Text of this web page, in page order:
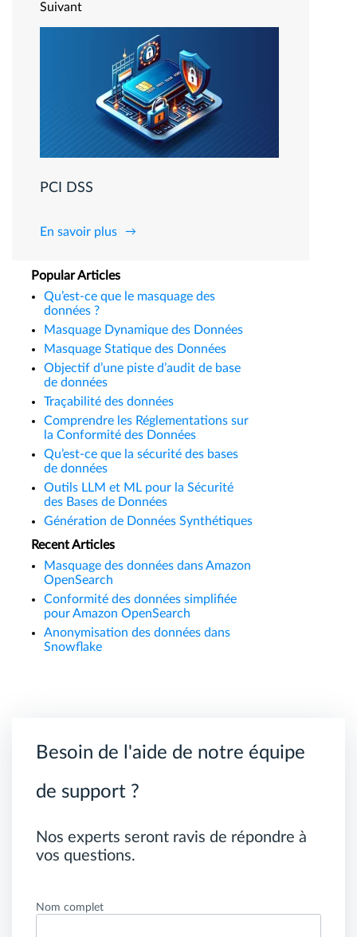
Suivant
PCI DSS
En savoir plus
Popular Articles
Qu’est-ce que le masquage des
données ?
Masquage Dynamique des Données
Masquage Statique des Données
Objectif d’une piste d’audit de base
de données
Traçabilité des données
Comprendre les Réglementations sur
la Conformité des Données
Qu’est-ce que la sécurité des bases
de données
Outils LLM et ML pour la Sécurité
des Bases de Données
Génération de Données Synthétiques
Recent Articles
Masquage des données dans Amazon
OpenSearch
Conformité des données simplifiée
pour Amazon OpenSearch
Anonymisation des données dans
Snowflake
Besoin de l'aide de notre équipe
de support ?
Nos experts seront ravis de répondre à
vos questions.
Nom complet